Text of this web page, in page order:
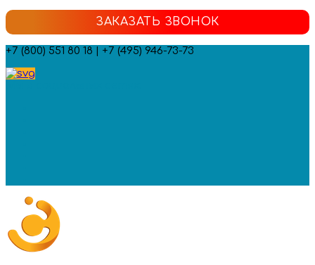
ЗАКАЗАТЬ ЗВОНОК
+7 (800) 551 80 18 | +7 (495) 946-73-73